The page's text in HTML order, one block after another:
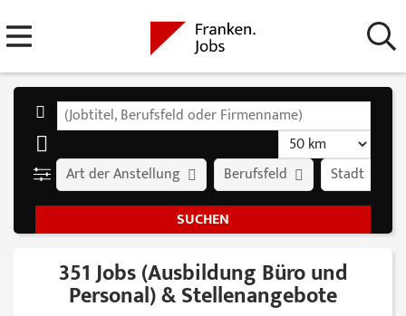
Stadt
Art der Anstellung Berufsfeld
351 Jobs (Ausbildung Büro und
Personal) & Stellenangebote